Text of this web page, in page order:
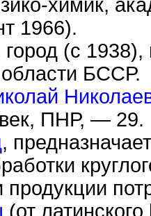
химик,
1966).
город (с
БССР.
ПНР, — 29.
,
продукции
(от